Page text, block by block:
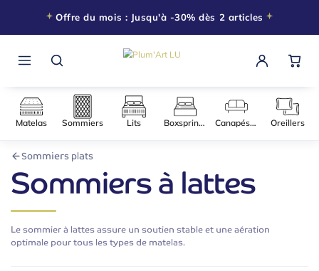
Offre du mois : Jusqu'à -30% dès 2 articles
Matelas Sommiers
Sommiers plats
Sommiers à lattes
Le sommier à lattes assure un soutien stable et une aération
optimale pour tous les types de matelas.